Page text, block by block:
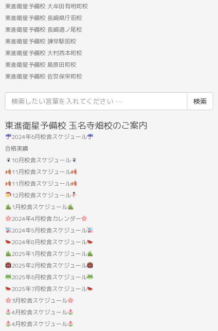
東進衛星予備校 大牟田有明町校
東進衛星予備校 長崎県庁前校
東進衛星予備校 長崎道ノ尾校
東進衛星予備校 諫早駅前校
東進衛星予備校 大村西本町校
東進衛星予備校 島原田町校
東進衛星予備校 佐世保栄町校
索
結
果:
東進衛星予備校 玉名寺畑校のご案内
2024年6月校舎スケジュール
合格実績
10月校舎スケジュール
11月校舎スケジュール
11月校舎スケジュール
12月校舎スケジュール
1月校舎スケジュール
2024年4月校舎カレンダー
2024年5月校舎スケジュール
2024年8月校舎スケジュール
2025年1月校舎スケジュール
2025年2月校舎スケジュール
2025年6月校舎スケジュール
2025年7月校舎スケジュール
3月校舎スケジュール
4月校舎スケジュール
4月校舎スケジュール